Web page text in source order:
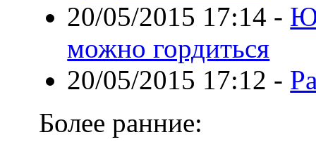
20/05/2015 17:14 -
можно гордиться
20/05/2015 17:12 -
Более ранние: